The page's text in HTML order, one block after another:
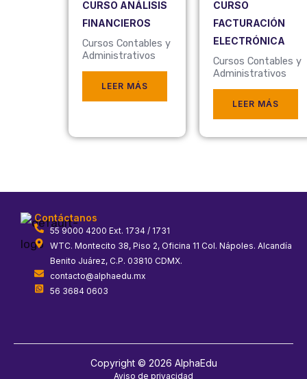
CURSO ANÁLISIS
FINANCIEROS
Cursos Contables y
Administrativos
LEER MÁS
CURSO
FACTURACIÓN
ELECTRÓNICA
Cursos Contables y
Administrativos
LEER MÁS
Contáctanos
55 9000 4200 Ext. 1734 / 1731
WTC. Montecito 38, Piso 2, Oficina 11 Col. Nápoles. Alcandía
Benito Juárez, C.P. 03810 CDMX.
contacto@alphaedu.mx
56 3684 0603
Copyright © 2026 AlphaEdu
Aviso de privacidad